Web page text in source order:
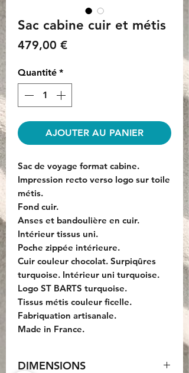
Sac cabine cuir et métis
479,00 €Prix
Quantité *
AJOUTER AU PANIER
Sac de voyage format cabine.
Impression recto verso logo sur toile
métis.
Fond cuir.
Anses et bandoulière en cuir.
Intérieur tissus uni.
Poche zippée intérieure.
Cuir couleur chocolat. Surpiqûres
turquoise. Intérieur uni turquoise.
Logo ST BARTS turquoise.
Tissus métis couleur ficelle.
Fabriquation artisanale.
Made in France.
DIMENSIONS